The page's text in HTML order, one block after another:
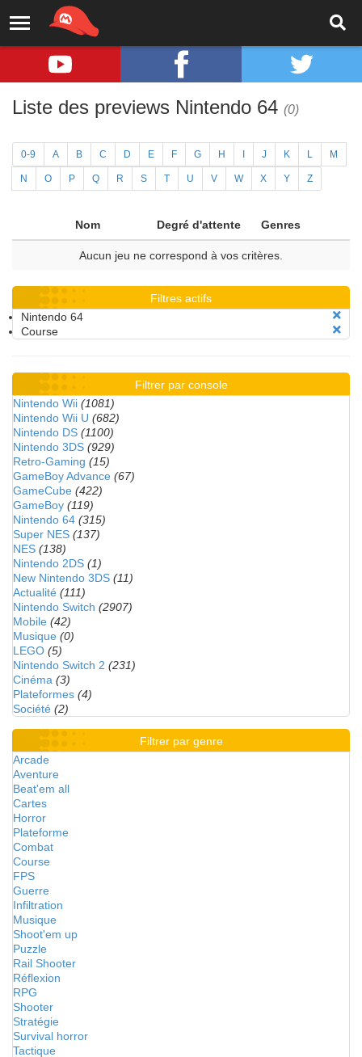
Liste des previews Nintendo 64 (0)
0-9 A B C D E F G H J K L M
N O P Q R S T U V W X Y Z
Nom Degré d'attente Genres
Aucun jeu ne correspond à vos critères.
Filtres actifs
Nintendo 64
Course
Filtrer par console
Nintendo Wii (1081)
Nintendo Wii U (682)
Nintendo DS (1100)
Nintendo 3DS (929)
Retro-Gaming (15)
GameBoy Advance (67)
GameCube (422)
GameBoy (119)
Nintendo 64 (315)
Super NES (137)
NES (138)
Nintendo 2DS (1)
New Nintendo 3DS (11)
Actualité (111)
Nintendo Switch (2907)
Mobile (42)
Musique (0)
LEGO (5)
Nintendo Switch 2 (231)
Cinéma (3)
Plateformes (4)
Société (2)
Filtrer par genre
Arcade
Aventure
Beat'em all
Cartes
Horror
Plateforme
Combat
Course
FPS
Guerre
Infiltration
Musique
Shoot'em up
Puzzle
Rail Shooter
Réflexion
RPG
Shooter
Stratégie
Survival horror
Tactique